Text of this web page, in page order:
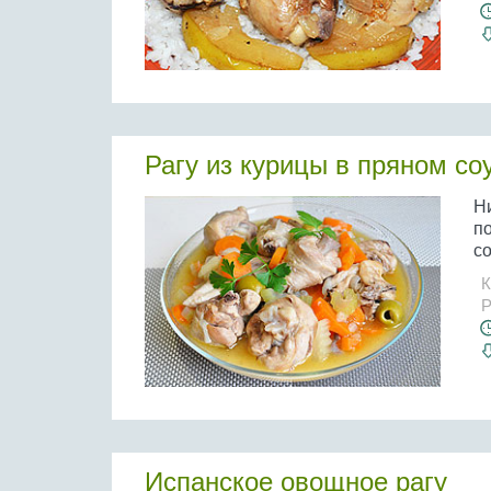
Рагу из курицы в пряном
Испанское овощное рагу